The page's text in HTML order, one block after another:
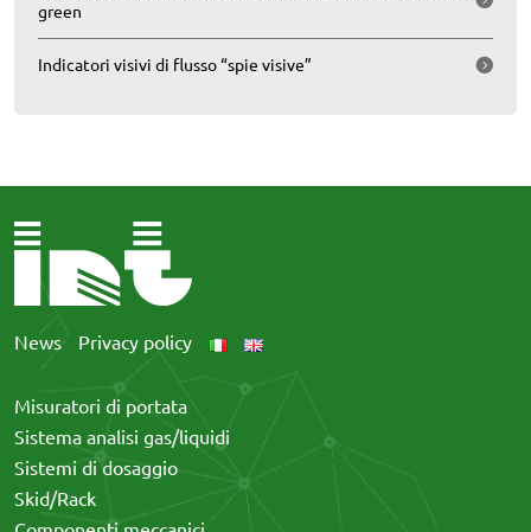
green
Indicatori visivi di flusso “spie visive”
News Privacy policy
Misuratori di portata
Sistema analisi gas/liquidi
Sistemi di dosaggio
Skid/Rack